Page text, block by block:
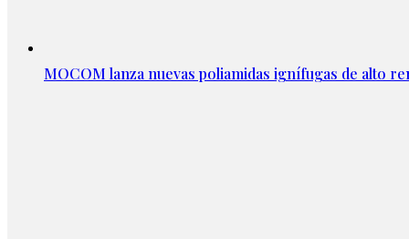
MOCOM lanza nuevas poliamidas ignífugas de alto